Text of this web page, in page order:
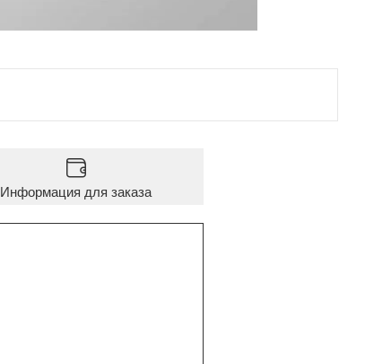
Информация для заказа